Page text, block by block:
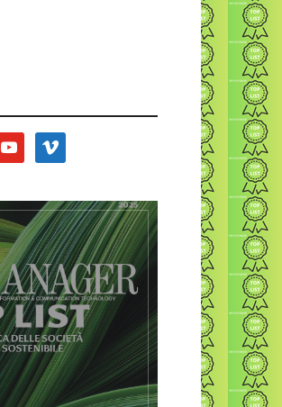
youtube vimeo